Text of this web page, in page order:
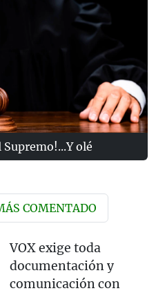
olé
COMENTADO
VOX exige toda
documentación y
comunicación con